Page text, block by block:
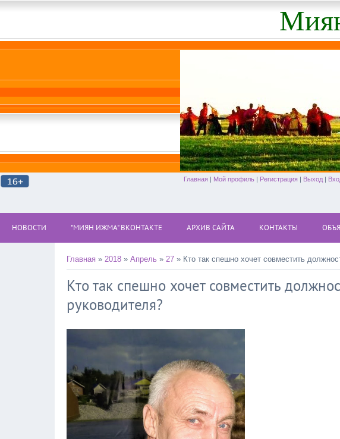
Главная | Мой профиль | Регистрация | Выход |
НОВОСТИ "МИЯН ИЖМА" ВКОНТАКТЕ АРХИВ САЙТА КОНТАКТЫ
Главная » 2018 » Апрель » 27 » Кто так спешно хочет совместить
Кто так спешно хочет совместить
руководителя?